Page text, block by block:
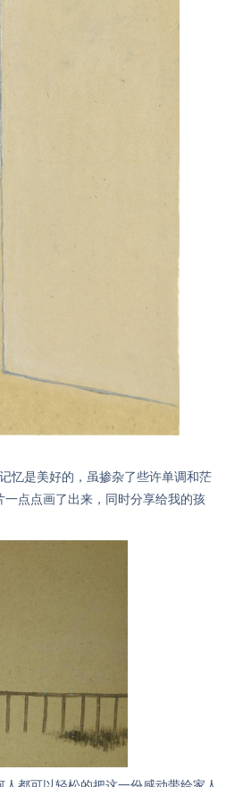
是美好的，虽掺杂了些许单调和茫
点点画了出来，同时分享给我的孩